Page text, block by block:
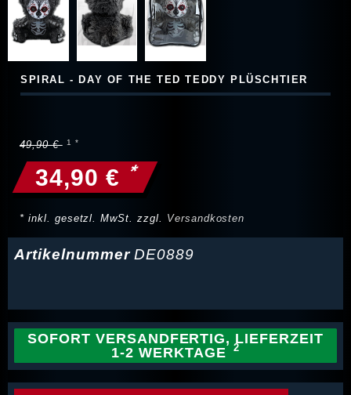
SPIRAL - DAY OF THE TED TEDDY PLÜSCHTIER
49,90 €
34,90 € *
* inkl. gesetzl. MwSt. zzgl. Versandkosten
ArtikelnummerDE0889
SOFORT VERSANDFERTIG, LIEFERZEIT
1-2 WERKTAGE